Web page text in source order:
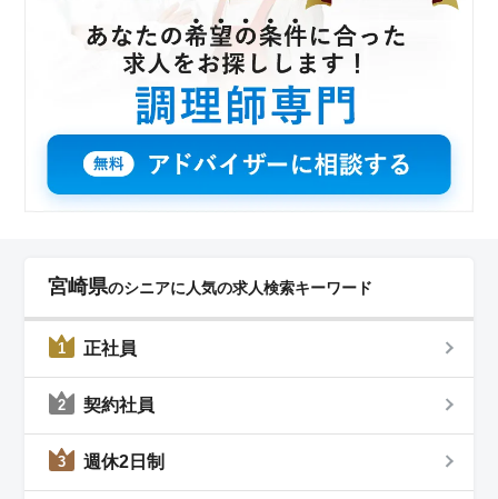
宮崎県のシニアに人気の求人検索キーワード
1 正社員
2 契約社員
3 週休2日制